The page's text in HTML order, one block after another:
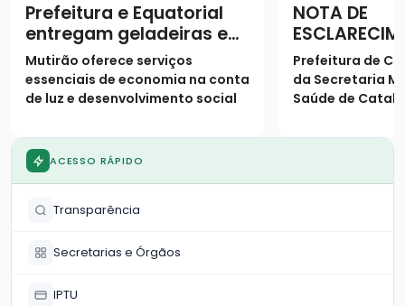
Prefeitura e Equatorial
entregam geladeiras e
prestam serviços à
população
Mutirão oferece serviços
essenciais de economia na conta
de luz e desenvolvimento social
NOTA DE
Prefeitura de
da Secretaria
Saúde de
população
ACESSO RÁPIDO
Transparência
Secretarias e Órgãos
IPTU